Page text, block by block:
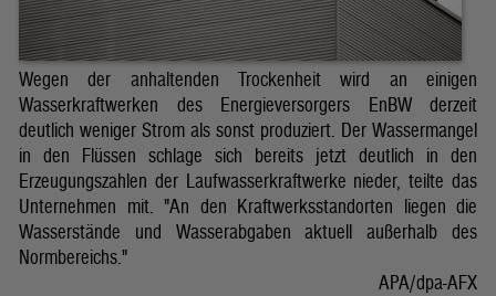
Wegen der anhaltenden Trockenheit wird an einigen
Wasserkraftwerken des Energieversorgers EnBW derzeit
deutlich weniger Strom als sonst produziert. Der Wassermangel
in den Flüssen schlage sich bereits jetzt deutlich in den
Erzeugungszahlen der Laufwasserkraftwerke nieder, teilte das
Unternehmen mit. "An den Kraftwerksstandorten liegen die
Wasserstände und Wasserabgaben aktuell außerhalb des
Normbereichs."
APA/dpa-AFX